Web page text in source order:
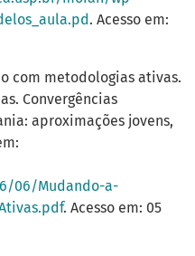
. Acesso em:
com metodologias ativas.
Convergências
aproximações jovens,
06/Mudando-a-
. Acesso em: 05